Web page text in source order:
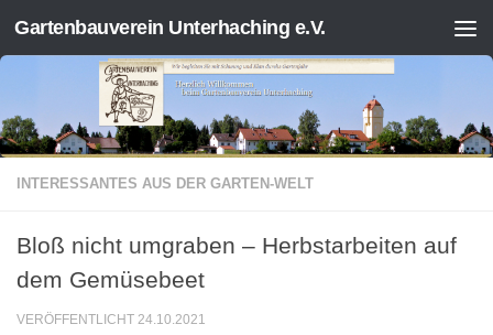
Zum Inhalt springen
Gartenbauverein Unterhaching e.V.
INTERESSANTES AUS DER GARTEN-WELT
Bloß nicht umgraben – Herbstarbeiten auf
dem Gemüsebeet
VERÖFFENTLICHT 24.10.2021